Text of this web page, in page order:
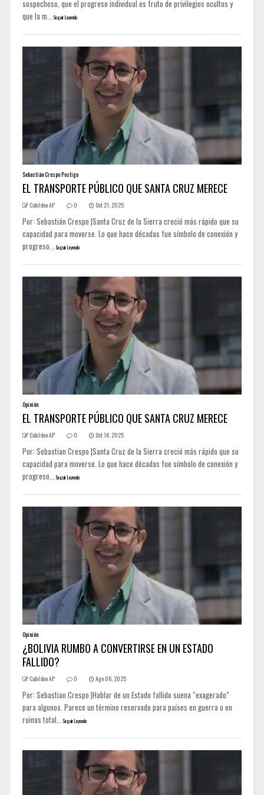
sospechoso, que el progreso individual es fruto de privilegios ocultos y
que la m... Seguir Leyendo
Sebastián Crespo Postigo
EL TRANSPORTE PÚBLICO QUE SANTA CRUZ MERECE
Cabildeo AP 0 Oct 21, 2025
Por: Sebastián Crespo |Santa Cruz de la Sierra creció más rápido que su
capacidad para moverse. Lo que hace décadas fue símbolo de conexión y
progreso... Seguir Leyendo
Opinión
EL TRANSPORTE PÚBLICO QUE SANTA CRUZ MERECE
Cabildeo AP 0 Oct 14, 2025
Por: Sebastian Crespo |Santa Cruz de la Sierra creció más rápido que su
capacidad para moverse. Lo que hace décadas fue símbolo de conexión y
progreso... Seguir Leyendo
Opinión
¿BOLIVIA RUMBO A CONVERTIRSE EN UN ESTADO
FALLIDO?
Cabildeo AP 0 Ago 06, 2025
Por: Sebastian Crespo |Hablar de un Estado fallido suena “exagerado”
para algunos. Parece un término reservado para países en guerra o en
ruinas total... Seguir Leyendo